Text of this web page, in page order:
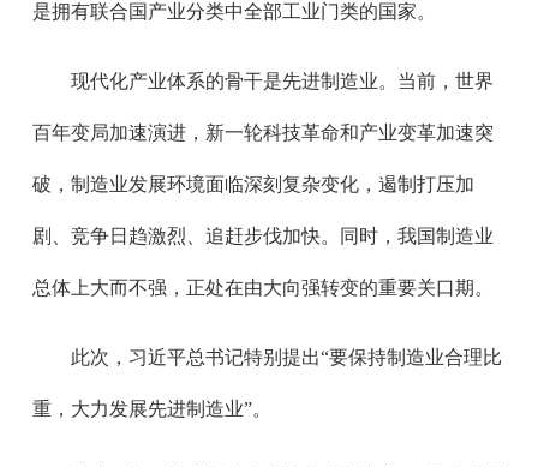
是拥有联合国产业分类中全部工业门类的国家。
现代化产业体系的骨干是先进制造业。当前，世界
百年变局加速演进，新一轮科技革命和产业变革加速突
破，制造业发展环境面临深刻复杂变化，遏制打压加
剧、竞争日趋激烈、追赶步伐加快。同时，我国制造业
总体上大而不强，正处在由大向强转变的重要关口期。
此次，习近平总书记特别提出“要保持制造业合理比
重，大力发展先进制造业”。